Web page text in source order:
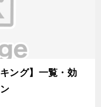
ング】一覧・効